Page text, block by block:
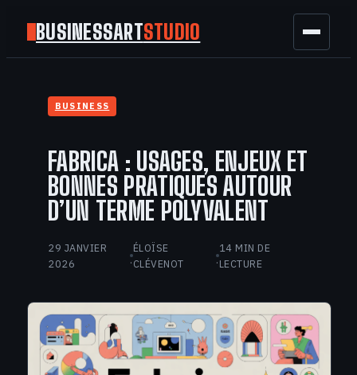
BUSINESSARTSTUDIO
FINANCE
TECH
GAMING
BUSINESS
FABRICA : USAGES, ENJEUX ET
BONNES PRATIQUES AUTOUR
D’UN TERME POLYVALENT
29 JANVIER
2026
·
ÉLOÏSE
CLÉVENOT
·
14 MIN DE
LECTURE